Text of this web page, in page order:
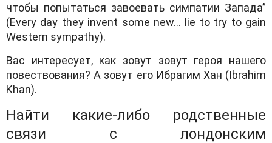
чтобы попытаться завоевать симпатии Запада”
(Every day they invent some new… lie to try to gain
Western sympathy).
Вас интересует, как зовут зовут героя нашего
повествования? А зовут его Ибрагим Хан (Ibrahim
Khan).
Найти какие-либо родственные
связи с лондонским